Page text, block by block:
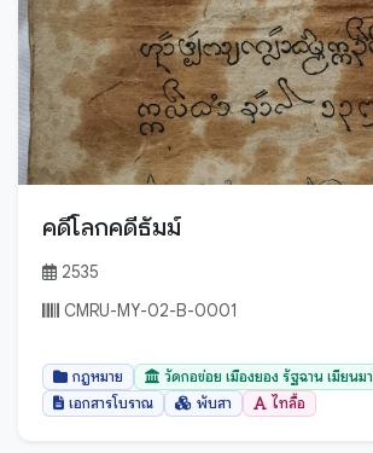
บทสวด, คำไหวต่างๆ
ปกิณกะ
ประวัติศาสตร์
พระไตรปิฎก - พระวินัยปิฎก
พระไตรปิฎก - พระสุดตันตปีฎก
พระไตรปิฎก - พระอภิธรรมปีฎก
ภาษาศาสตร์
อรรภกถา ฎีกา และปกรณ์วิเสสต่างๆ
พับสา
สมุดฝรั่ง
สำเนาเอกสาร
หนังสือ
ใบลาน
มอญ
สันสกฤต
คดีโลกคดีธัมม์
2535
CMRU-MY-02-B-0001
กฎหมาย
วัดกอข่อย เมืองยอง รัฐฉาน เมียนมา
เอกสารโบราณ
พับสา ไทลื้อ